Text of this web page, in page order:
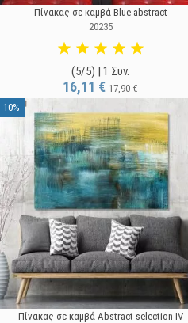
Πίνακας σε καμβά Blue abstract
20235
(5/5) | 1 Συν.
16,11 €17,90 €
-10%
Πίνακας σε καμβά Abstract selection IV